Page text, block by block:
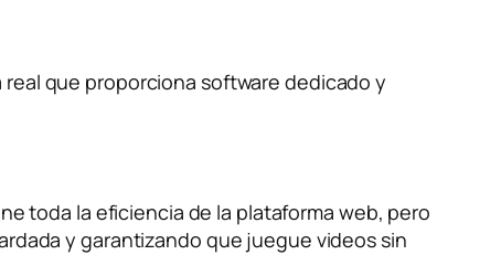
que proporciona software dedicado y
toda la eficiencia de la plataforma web, pero
y garantizando que juegue videos sin